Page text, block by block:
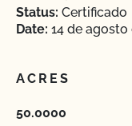
Status: Certificado
Date: 14 de agosto
ACRES
50.0000